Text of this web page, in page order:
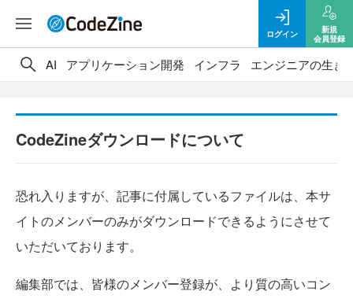
ログイン
新規
会員登録
AI アプリケーション開発 インフラ エンジニアの生き
CodeZineダウンロードについて
恐れ入りますが、記事に付属しているファイルは、本サ
イトのメンバーのみがダウンロードできるようにさせて
いただいております。
編集部では、皆様のメンバー登録が、より質の高いコン